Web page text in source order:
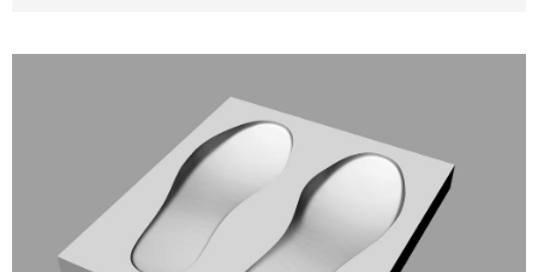
Modelatge i impressió 3D de motlles per a
plantilles ortopèdiques i anatòmiques